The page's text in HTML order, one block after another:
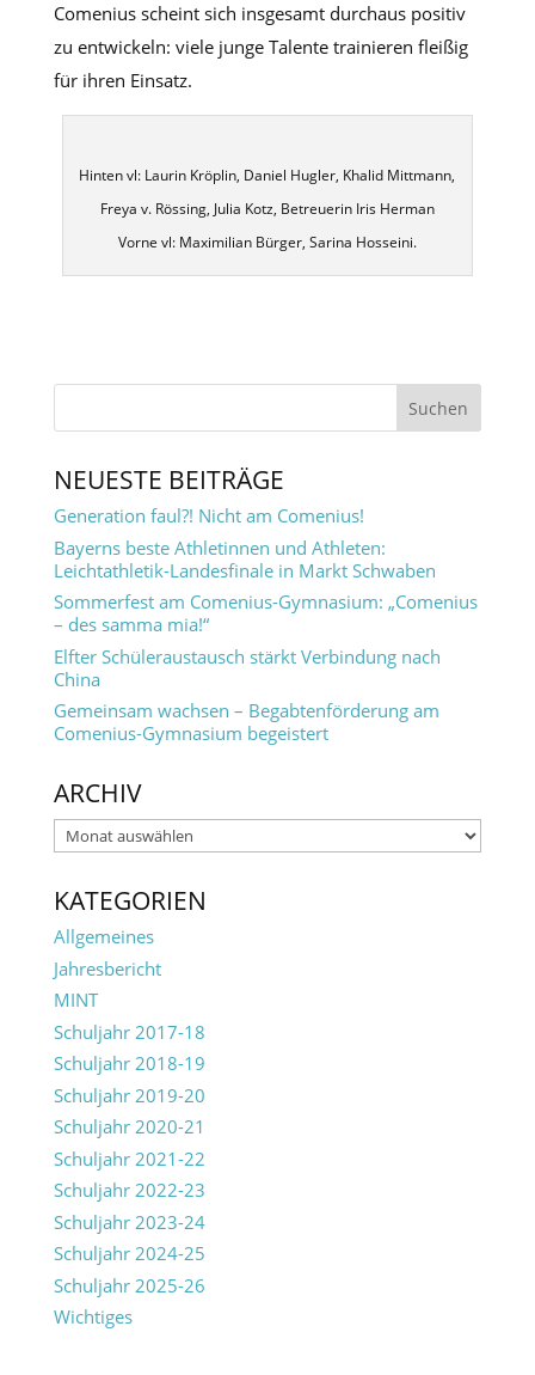
Comenius scheint sich insgesamt durchaus positiv
zu entwickeln: viele junge Talente trainieren fleißig
für ihren Einsatz.
Hinten vl: Laurin Kröplin, Daniel Hugler, Khalid Mittmann,
Freya v. Rössing, Julia Kotz, Betreuerin Iris Herman
Vorne vl: Maximilian Bürger, Sarina Hosseini.
NEUESTE BEITRÄGE
Generation faul?! Nicht am Comenius!
Bayerns beste Athletinnen und Athleten:
Leichtathletik-Landesfinale in Markt Schwaben
Sommerfest am Comenius-Gymnasium: „Comenius
– des samma mia!“
Elfter Schüleraustausch stärkt Verbindung nach
China
Gemeinsam wachsen – Begabtenförderung am
Comenius-Gymnasium begeistert
ARCHIV
Archiv
KATEGORIEN
Allgemeines
Jahresbericht
MINT
Schuljahr 2017-18
Schuljahr 2018-19
Schuljahr 2019-20
Schuljahr 2020-21
Schuljahr 2021-22
Schuljahr 2022-23
Schuljahr 2023-24
Schuljahr 2024-25
Schuljahr 2025-26
Wichtiges